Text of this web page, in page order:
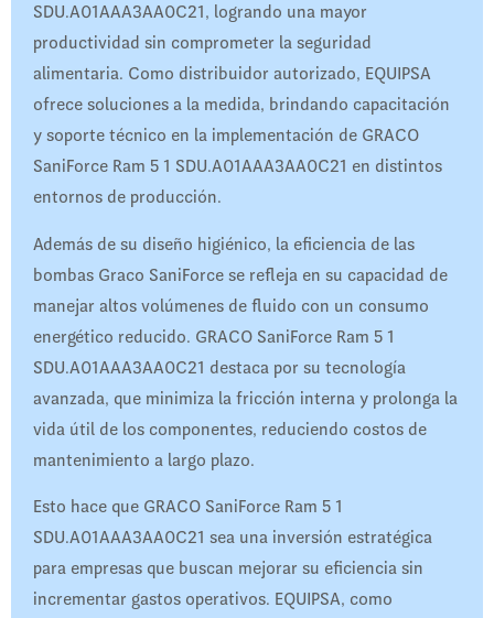
SDU.A01AAA3AA0C21, logrando una mayor
productividad sin comprometer la seguridad
alimentaria. Como distribuidor autorizado, EQUIPSA
ofrece soluciones a la medida, brindando capacitación
y soporte técnico en la implementación de GRACO
SaniForce Ram 5 1 SDU.A01AAA3AA0C21 en distintos
entornos de producción.
Además de su diseño higiénico, la eficiencia de las
bombas Graco SaniForce se refleja en su capacidad de
manejar altos volúmenes de fluido con un consumo
energético reducido. GRACO SaniForce Ram 5 1
SDU.A01AAA3AA0C21 destaca por su tecnología
avanzada, que minimiza la fricción interna y prolonga la
vida útil de los componentes, reduciendo costos de
mantenimiento a largo plazo.
Esto hace que GRACO SaniForce Ram 5 1
SDU.A01AAA3AA0C21 sea una inversión estratégica
para empresas que buscan mejorar su eficiencia sin
incrementar gastos operativos. EQUIPSA, como